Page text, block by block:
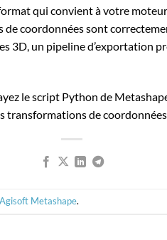
qui convient à votre
coordonnées sont
3D, un pipeline d’exportation
le script Python de
transformations de coordonnées.
Agisoft Metashape.